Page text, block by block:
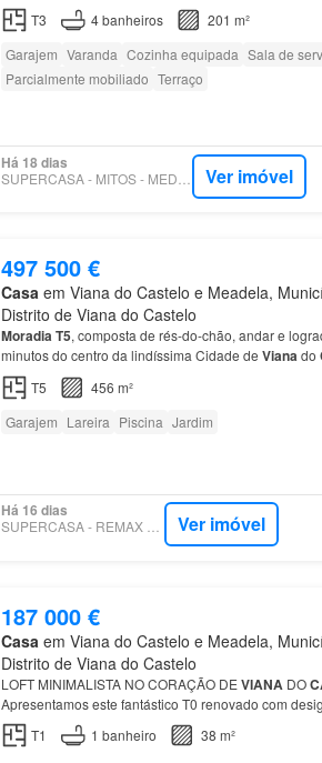
T3
4banheiros
201 m²
Garajem Varanda Cozinha equipada Sala de
Parcialmente mobiliado Terraço
Há 18 dias
Ver imóvel
497 500 €
Casaem Viana do Castelo e Meadela,
Distrito de Viana do Castelo
MoradiaT5, composta de rés-do-chão, andar e
minutos do centro da lindíssima Cidade de Vianado
T5
456 m²
Garajem Lareira Piscina Jardim
Há 16 dias
Ver imóvel
187 000 €
Casa em Viana do Castelo e Meadela,
Distrito de Viana do Castelo
LOFT MINIMALISTA NO CORAÇÃO DE VIANA DO
Apresentamos este fantástico T0 renovado com
das zonas mais dinâmicas e procuradas de
T1 1 banheiro 38 m²